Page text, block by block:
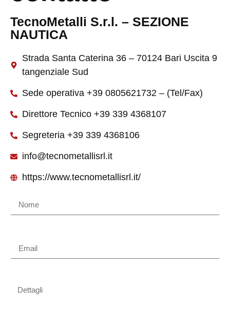
TecnoMetalli S.r.l. – SEZIONE
NAUTICA
Strada Santa Caterina 36 – 70124 Bari Uscita 9
tangenziale Sud
Sede operativa +39 0805621732 – (Tel/Fax)
Direttore Tecnico +39 339 4368107
Segreteria +39 339 4368106
info@tecnometallisrl.it
https://www.tecnometallisrl.it/